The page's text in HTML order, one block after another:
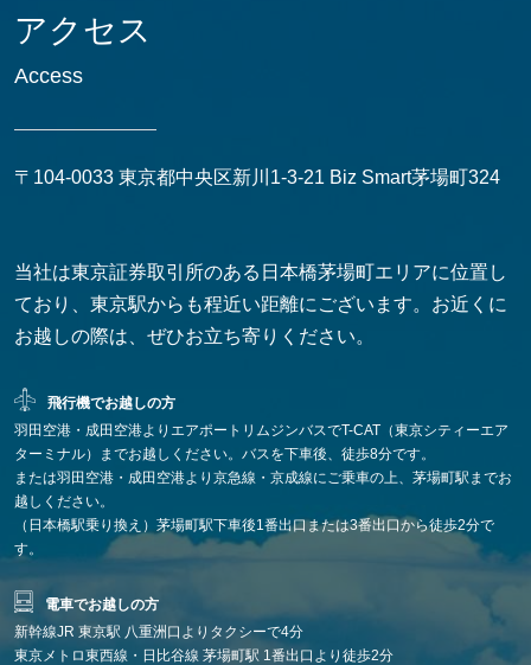
アクセス
Access
〒104-0033 東京都中央区新川1-3-21 Biz Smart茅場町324
当社は東京証券取引所のある日本橋茅場町エリアに位置し
ており、東京駅からも程近い距離にございます。お近くに
お越しの際は、ぜひお立ち寄りください。
飛行機でお越しの方
羽田空港・成田空港よりエアポートリムジンバスでT-CAT（東京シティーエア
ターミナル）までお越しください。バスを下車後、徒歩8分です。
または羽田空港・成田空港より京急線・京成線にご乗車の上、茅場町駅までお
越しください。
（日本橋駅乗り換え）茅場町駅下車後1番出口または3番出口から徒歩2分で
す。
電車でお越しの方
新幹線JR 東京駅 八重洲口よりタクシーで4分
東京メトロ東西線・日比谷線 茅場町駅 1番出口より徒歩2分